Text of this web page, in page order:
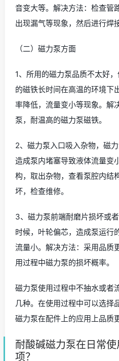
音变大等。解决方法：检查管
出现漏气等现象，然后进行焊
（二）磁力泵方面
1、所用的磁力泵品质不太好
的磁铁长时间在高温的环境下
率降低，流量变小等现象。解
泵，耐温高的磁力泵磁铁。
2、磁力泵入口吸入杂物，磁
造成泵内堵塞导致液体流量变
构，取出杂物，查看泵腔内结
坏，检查维修。
3、磁力泵前端耐磨片损坏或
时候，叶轮偏芯，造成泵运行
流量小。解决方法：采用品质
用过程中磁力泵的损坏概率。
磁力泵使用过程中不抽水或者
几种。在使用过程中可以选择
磁力泵在配件上的应用上品质
耐酸碱磁力泵在日常
项？